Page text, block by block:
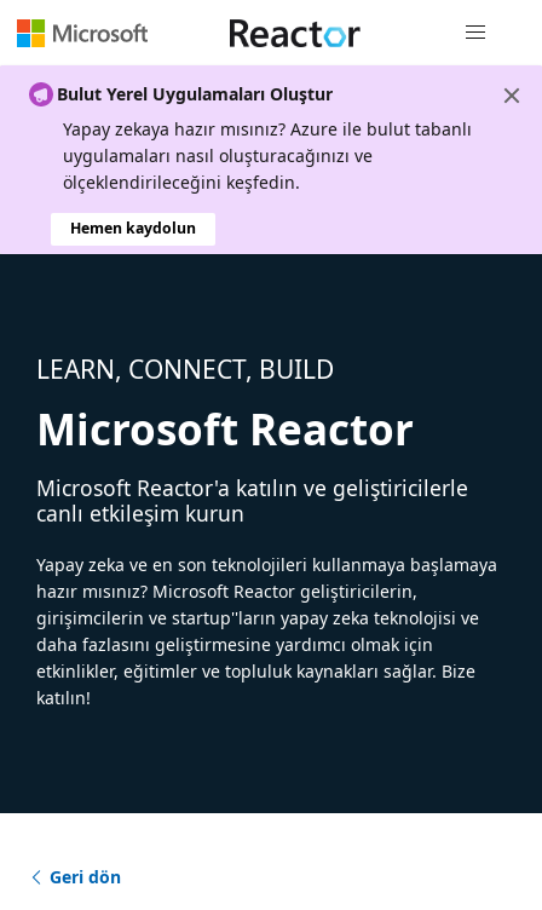
Bulut Yerel Uygulamaları Oluştur
Yapay zekaya hazır mısınız? Azure ile bulut tabanlı
uygulamaları nasıl oluşturacağınızı ve
ölçeklendirileceğini keşfedin.
Hemen kaydolun
LEARN, CONNECT, BUILD
Microsoft Reactor
Microsoft Reactor'a katılın ve geliştiricilerle
canlı etkileşim kurun
Yapay zeka ve en son teknolojileri kullanmaya başlamaya
hazır mısınız? Microsoft Reactor geliştiricilerin,
girişimcilerin ve startup''ların yapay zeka teknolojisi ve
daha fazlasını geliştirmesine yardımcı olmak için
etkinlikler, eğitimler ve topluluk kaynakları sağlar. Bize
katılın!
Geri dön